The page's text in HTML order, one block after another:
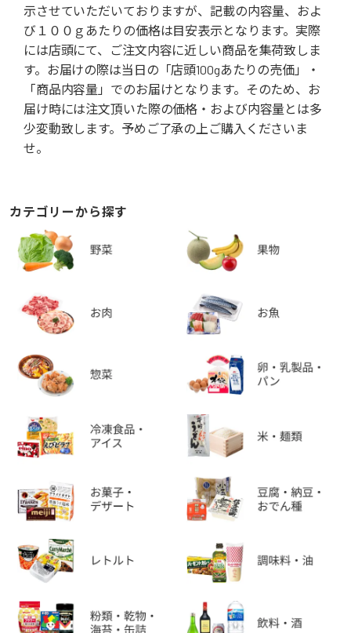
示させていただいておりますが、記載の内容量、およ
び１００ｇあたりの価格は目安表示となります。実際
には店頭にて、ご注文内容に近しい商品を集荷致しま
す。お届けの際は当日の「店頭100gあたりの売価」・
「商品内容量」でのお届けとなります。そのため、お
届け時には注文頂いた際の価格・および内容量とは多
少変動致します。予めご了承の上ご購入くださいま
せ。
カテゴリーから探す